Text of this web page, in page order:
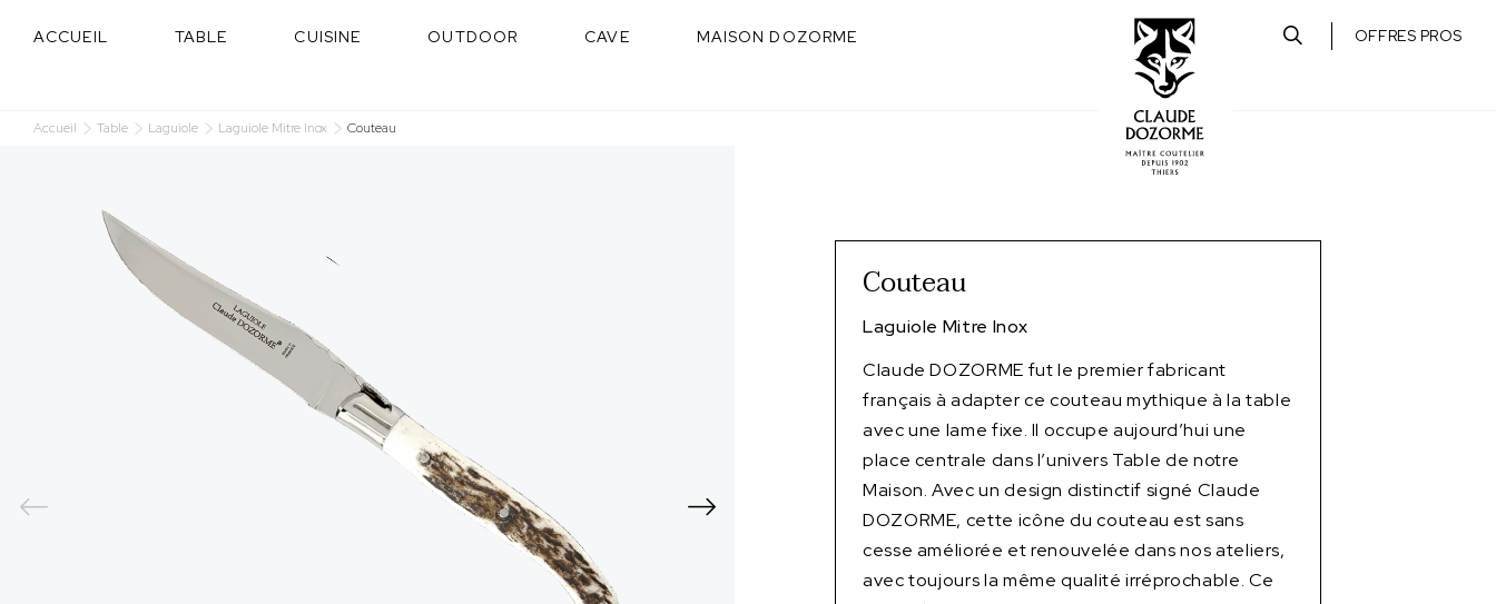
ACCUEIL TABLE CUISINE OUTDOOR CAVE MAISON DOZORME OFFRES PROS
Accueil Table Laguiole Laguiole Mitre Inox Couteau
Couteau
Laguiole Mitre Inox
Claude DOZORME fut le premier fabricant
français à adapter ce couteau mythique à la table
avec une lame fixe. Il occupe aujourd’hui une
place centrale dans l’univers Table de notre
Maison. Avec un design distinctif signé Claude
DOZORME, cette icône du couteau est sans
cesse améliorée et renouvelée dans nos ateliers,
avec toujours la même qualité irréprochable. Ce